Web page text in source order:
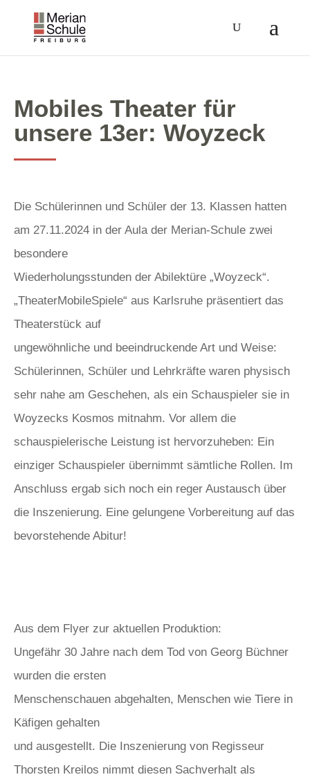
Mobiles Theater für
unsere 13er: Woyzeck
Die Schülerinnen und Schüler der 13. Klassen hatten
am 27.11.2024 in der Aula der Merian-Schule zwei
besondere
Wiederholungsstunden der Abilektüre „Woyzeck“.
„TheaterMobileSpiele“ aus Karlsruhe präsentiert das
Theaterstück auf
ungewöhnliche und beeindruckende Art und Weise:
Schülerinnen, Schüler und Lehrkräfte waren physisch
sehr nahe am Geschehen, als ein Schauspieler sie in
Woyzecks Kosmos mitnahm. Vor allem die
schauspielerische Leistung ist hervorzuheben: Ein
einziger Schauspieler übernimmt sämtliche Rollen. Im
Anschluss ergab sich noch ein reger Austausch über
die Inszenierung. Eine gelungene Vorbereitung auf das
bevorstehende Abitur!
Aus dem Flyer zur aktuellen Produktion:
Ungefähr 30 Jahre nach dem Tod von Georg Büchner
wurden die ersten
Menschenschauen abgehalten, Menschen wie Tiere in
Käfigen gehalten
und ausgestellt. Die Inszenierung von Regisseur
Thorsten Kreilos nimmt diesen Sachverhalt als